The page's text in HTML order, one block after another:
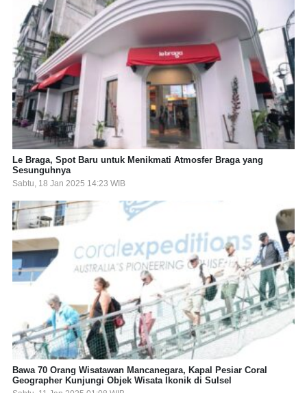
Le Braga, Spot Baru untuk Menikmati Atmosfer Braga yang
Sesunguhnya
Sabtu, 18 Jan 2025 14:23 WIB
Bawa 70 Orang Wisatawan Mancanegara, Kapal Pesiar Coral
Geographer Kunjungi Objek Wisata Ikonik di Sulsel